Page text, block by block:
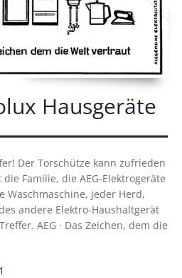
Hausgeräte
Der Torschütze kann zufrieden
Familie, die AEG-Elektrogeräte
Waschmaschine, jeder Herd,
andere Elektro-Haushaltgerät
AEG · Das Zeichen, dem die